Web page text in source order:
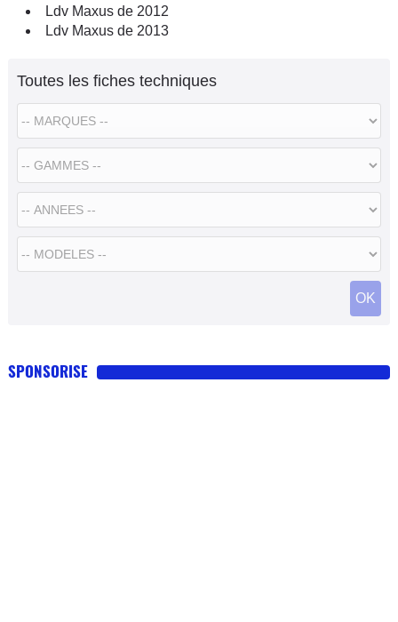
Ldv Maxus de 2012
Ldv Maxus de 2013
Toutes les fiches techniques
SPONSORISE